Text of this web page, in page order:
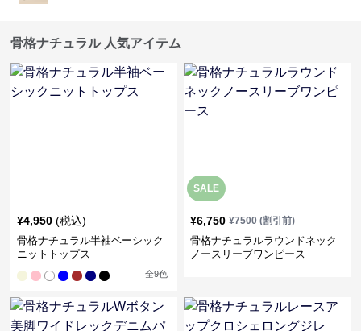
骨格ナチュラル 人気アイテム
¥4,950 (税込)
骨格ナチュラル半袖ベーシック
ニットトップス
全9色
SALE
¥6,750 ¥7500(割引前)
骨格ナチュラルラウンドネック
ノースリーブワンピース